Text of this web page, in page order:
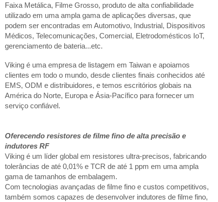
Faixa Metálica, Filme Grosso, produto de alta confiabilidade
utilizado em uma ampla gama de aplicações diversas, que
podem ser encontradas em Automotivo, Industrial, Dispositivos
Médicos, Telecomunicações, Comercial, Eletrodomésticos IoT,
gerenciamento de bateria...etc.
Viking é uma empresa de listagem em Taiwan e apoiamos
clientes em todo o mundo, desde clientes finais conhecidos até
EMS, ODM e distribuidores, e temos escritórios globais na
América do Norte, Europa e Ásia-Pacífico para fornecer um
serviço confiável.
Oferecendo resistores de filme fino de alta precisão e
indutores RF
Viking é um líder global em resistores ultra-precisos, fabricando
tolerâncias de até 0,01% e TCR de até 1 ppm em uma ampla
gama de tamanhos de embalagem.
Com tecnologias avançadas de filme fino e custos competitivos,
também somos capazes de desenvolver indutores de filme fino,